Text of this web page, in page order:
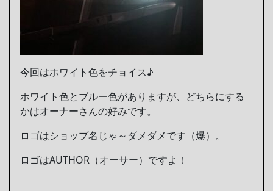
今回はホワイト色をチョイス♪
ホワイト色とブルー色がありますが、どちらにする
かはオーナーさんの好みです。
ロゴはショップ名じゃ～ダメダメです（爆）。
ロゴはAUTHOR（オーサー）ですよ！